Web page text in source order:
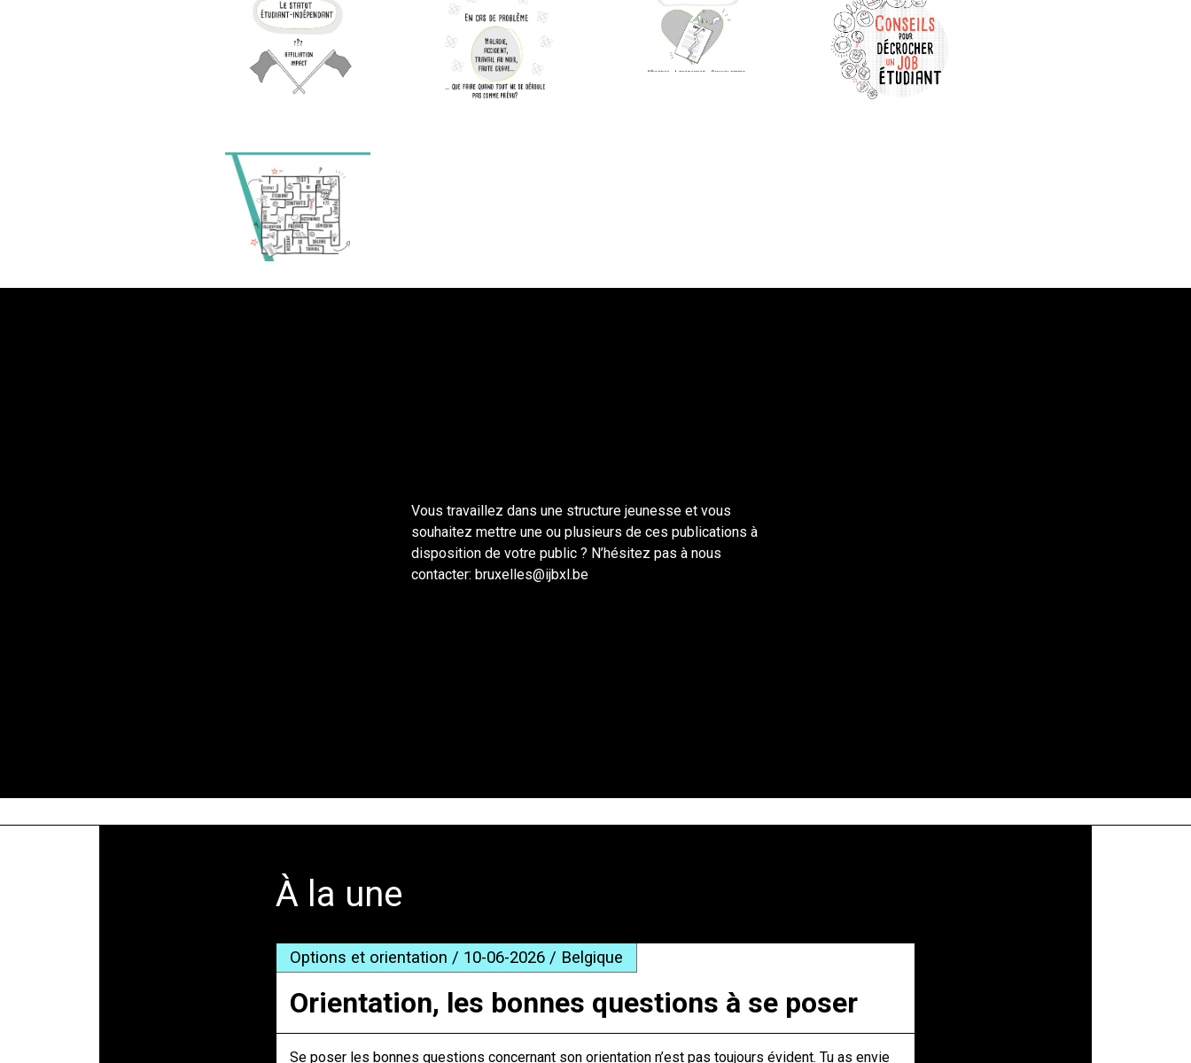
Vous travaillez dans une structure jeunesse et vous
souhaitez mettre une ou plusieurs de ces publications à
disposition de votre public ? N’hésitez pas à nous
contacter: bruxelles@ijbxl.be
À la une
Options et orientation / 10-06-2026 / Belgique
Orientation, les bonnes questions à se poser
Se poser les bonnes questions concernant son orientation n’est pas toujours évident. Tu as envie